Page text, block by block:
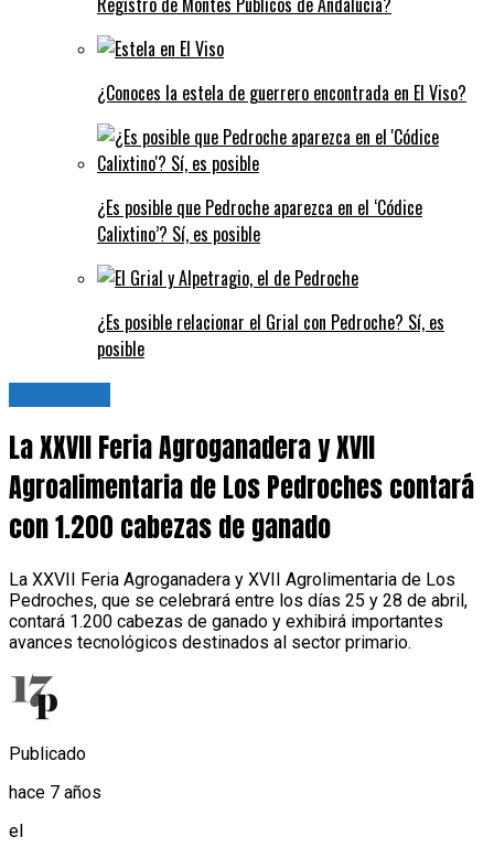
¿Conoces la estela de guerrero encontrada en El Viso?
¿Es posible que Pedroche aparezca en el ‘Códice
Calixtino’? Sí, es posible
¿Es posible relacionar el Grial con Pedroche? Sí, es
posible
La XXVII Feria Agroganadera y XVII
Agroalimentaria de Los Pedroches contará
con 1.200 cabezas de ganado
La XXVII Feria Agroganadera y XVII Agrolimentaria de Los
Pedroches, que se celebrará entre los días 25 y 28 de abril,
contará 1.200 cabezas de ganado y exhibirá importantes
avances tecnológicos destinados al sector primario.
Publicado
hace 7 años
el